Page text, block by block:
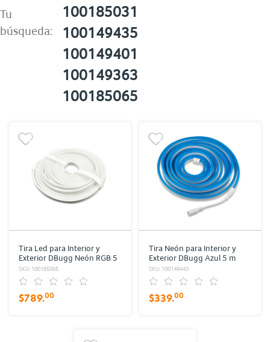
Tu
búsqueda:
100185031
100149435
100149401
100149363
100185065
Tira Led para Interior y
Exterior DBugg Neón RGB 5
m
SKU: 100185065
$789.00
Tira Neón para Interior y
Exterior DBugg Azul 5 m
SKU: 100149443
$339.00